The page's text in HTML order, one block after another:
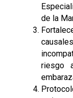
de la
riesgo